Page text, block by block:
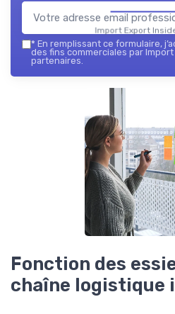
Import Export
* En remplissant ce formulaire,
des fins commerciales par
partenaires.
Fonction des
chaîne logistique